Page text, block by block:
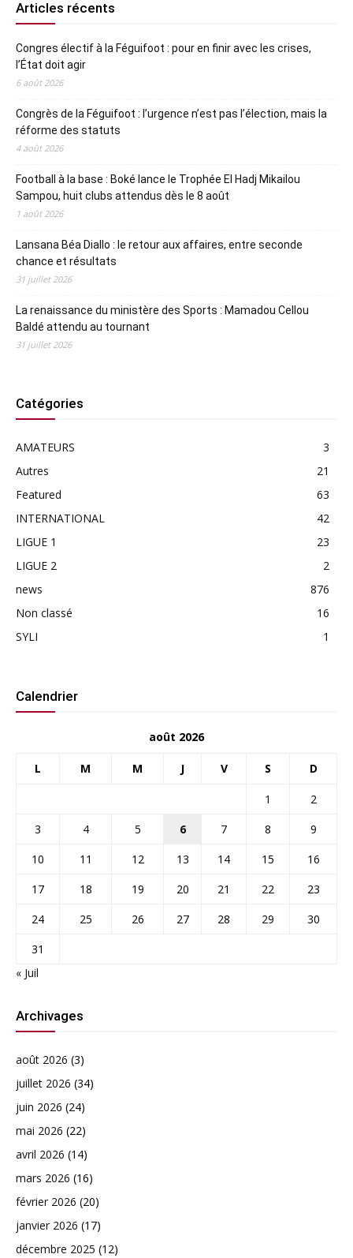
Articles récents
Congres électif à la Féguifoot : pour en finir avec les crises,
l’État doit agir
6 août 2026
Congrès de la Féguifoot : l’urgence n’est pas l’élection, mais la
réforme des statuts
4 août 2026
Football à la base : Boké lance le Trophée El Hadj Mikailou
Sampou, huit clubs attendus dès le 8 août
1 août 2026
Lansana Béa Diallo : le retour aux affaires, entre seconde
chance et résultats
31 juillet 2026
La renaissance du ministère des Sports : Mamadou Cellou
Baldé attendu au tournant
31 juillet 2026
Catégories
AMATEURS
3
Autres
21
Featured
63
INTERNATIONAL
42
LIGUE 1
23
LIGUE 2
2
news
876
Non classé
16
SYLI
1
Calendrier
août 2026
L M M J V S D
1
2
3
4 5 6 7 8
9
10
11 12 13 14 15
16
17
18 19 20 21 22
23
24
25 26 27 28 29
30
31
« Juil
Archivages
août 2026 (3)
juillet 2026 (34)
juin 2026 (24)
mai 2026 (22)
avril 2026 (14)
mars 2026 (16)
février 2026 (20)
janvier 2026 (17)
décembre 2025 (12)